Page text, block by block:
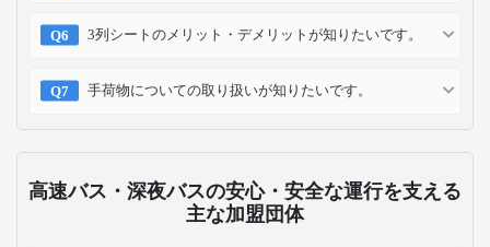
3列シートのメリット・デメリットが知りたいです。
手荷物についての取り扱いが知りたいです。
高速バス・深夜バスの安心・安全な運行を支える
主な加盟団体